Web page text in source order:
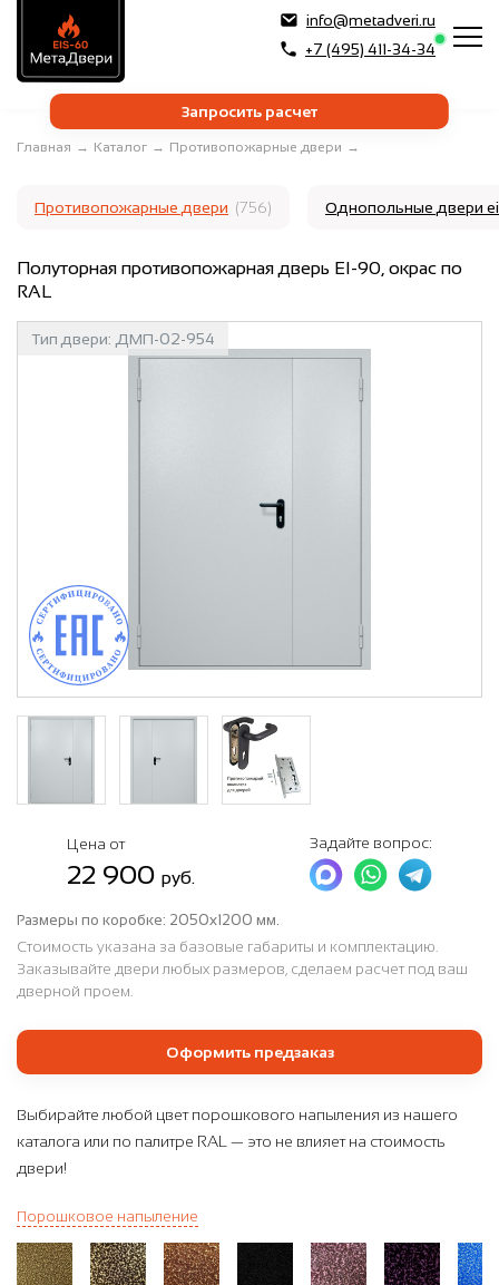
info@metadveri.ru
+7 (495) 411-34-34
Запросить расчет
Главная → Каталог → Противопожарные двери →
Противопожарные двери (756) Однопольные двери
Полуторная противопожарная дверь EI-90, окрас по
RAL
Тип двери: ДМП-02-954
Цена от
22 900руб.
Задайте вопрос:
Размеры по коробке: 2050х1200 мм.
Стоимость указана за базовые габариты и комплектацию.
Заказывайте двери любых размеров, сделаем расчет под ваш
дверной проем.
Оформить предзаказ
Выбирайте любой цвет порошкового напыления из нашего
каталога или по палитре RAL — это не влияет на стоимость
двери!
Порошковое напыление